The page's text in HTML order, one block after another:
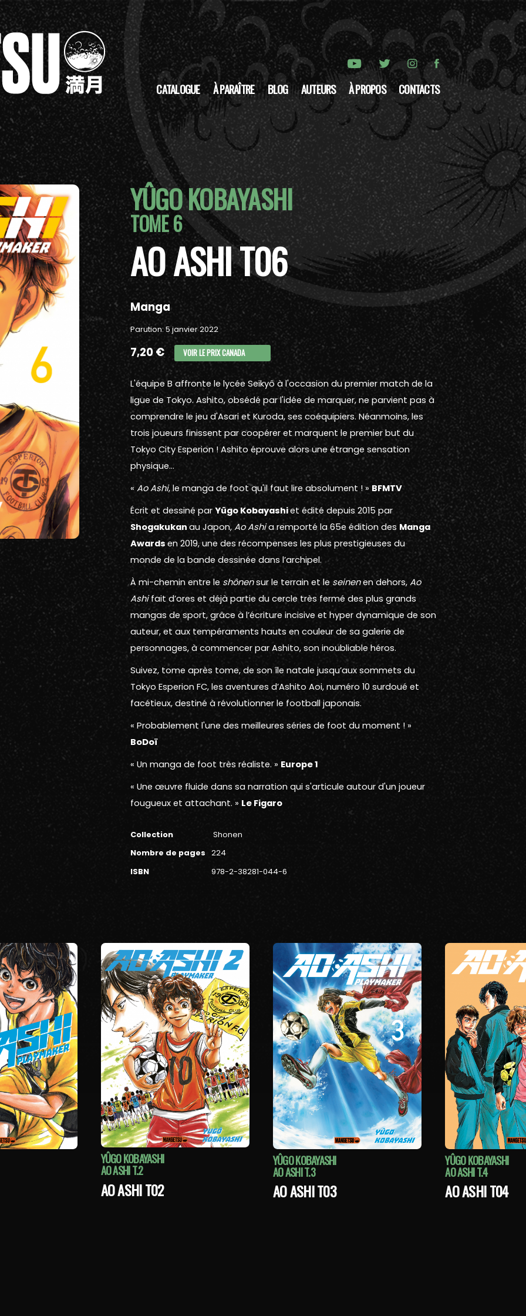
CATALOGUE À PARAÎTRE BLOG AUTEURS À PROPOS CONTACTS
YÛGO KOBAYASHI
TOME 6
AO ASHI T06
Manga
Parution: 5 janvier 2022
7,20 € VOIR LE PRIX CANADA
L'équipe B affronte le lycée Seikyô à l'occasion du premier match de la
ligue de Tokyo. Ashito, obsédé par l'idée de marquer, ne parvient pas à
comprendre le jeu d'Asari et Kuroda, ses coéquipiers. Néanmoins, les
trois joueurs finissent par coopérer et marquent le premier but du
Tokyo City Esperion ! Ashito éprouve alors une étrange sensation
physique…
« Ao Ashi, le manga de foot qu'il faut lire absolument ! » BFMTV
Écrit et dessiné parYûgo Kobayashiet édité depuis 2015 par
Shogakukanau Japon,Ao Ashia remporté la 65e édition des Manga
Awardsen 2019, une des récompenses les plus prestigieuses du
monde de la bande dessinée dans l’archipel.
À mi-chemin entre le shônensur le terrain et le seinenen dehors,Ao
Ashifait d’ores et déjà partie du cercle très fermé des plus grands
mangas de sport, grâce à l’écriture incisive et hyper dynamique de son
auteur, et aux tempéraments hauts en couleur de sa galerie de
personnages, à commencer par Ashito, son inoubliable héros.
Suivez, tome après tome, de son île natale jusqu’aux sommets du
Tokyo Esperion FC, les aventures d’Ashito Aoi, numéro 10 surdoué et
facétieux, destiné à révolutionner le football japonais.
« Probablement l'une des meilleures séries de foot du moment ! »
BoDoï
« Un manga de foot très réaliste. » Europe 1
« Une œuvre fluide dans sa narration qui s'articule autour d'un joueur
fougueux et attachant. » Le Figaro
Collection
Shonen
Nombre de pages
224
ISBN
978-2-38281-044-6
YÛGO KOBAYASHI
AO ASHI T.2
AO ASHI T02
YÛGO KOBAYASHI
AO ASHI T.3
AO ASHI T03
YÛGO KOBAYASHI
AO ASHI T.4
AO ASHI T04